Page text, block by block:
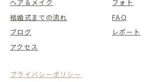
ヘア＆メイク
フォト
結婚式までの流れ
FAQ
ブログ
レポート
アクセス
プライバシーポリシー